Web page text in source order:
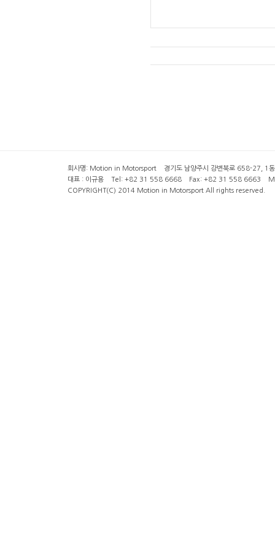
회사명: Motion in Motorsport 경기도 남양주시 강변북로 658-27,
대표 : 이규용 Tel: +82 31 558 6668 Fax: +82 31 558 6663
COPYRIGHT(C) 2014 Motion in Motorsport All rights reserved.